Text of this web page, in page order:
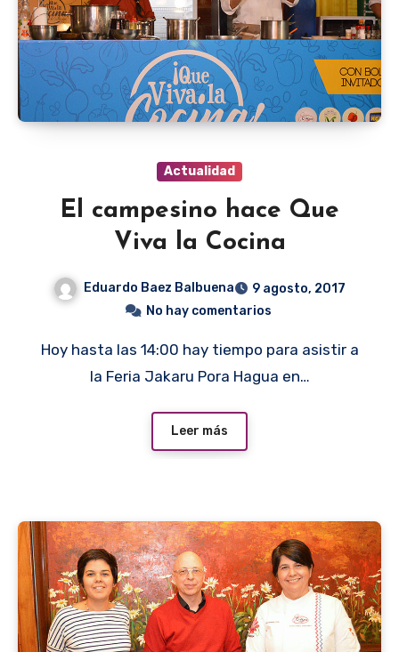
Actualidad
El campesino hace Que
Viva la Cocina
Eduardo Baez Balbuena
9 agosto, 2017
No hay comentarios
Hoy hasta las 14:00 hay tiempo para asistir a
la Feria Jakaru Pora Hagua en…
Leer más